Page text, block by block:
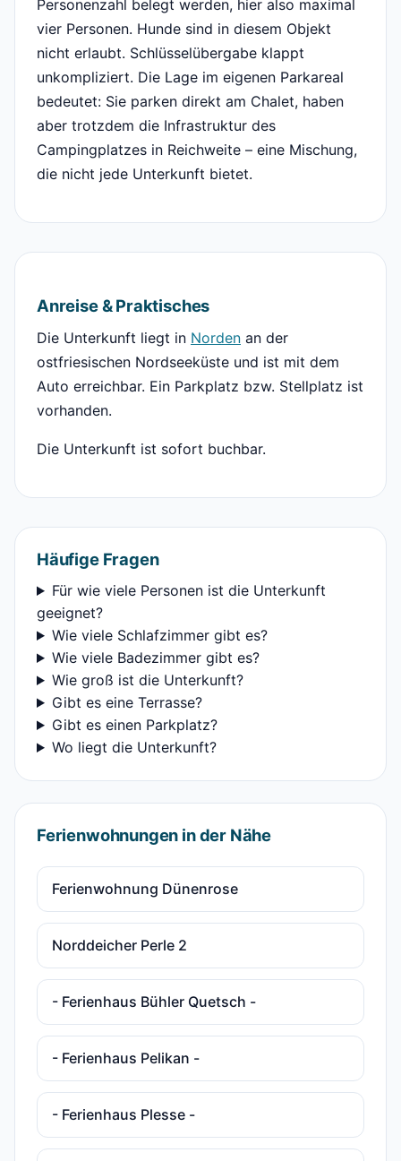
Personenzahl belegt werden, hier also maximal
vier Personen. Hunde sind in diesem Objekt
nicht erlaubt. Schlüsselübergabe klappt
unkompliziert. Die Lage im eigenen Parkareal
bedeutet: Sie parken direkt am Chalet, haben
aber trotzdem die Infrastruktur des
Campingplatzes in Reichweite – eine Mischung,
die nicht jede Unterkunft bietet.
Anreise & Praktisches
Die Unterkunft liegt in Norden an der
ostfriesischen Nordseeküste und ist mit dem
Auto erreichbar. Ein Parkplatz bzw. Stellplatz ist
vorhanden.
Die Unterkunft ist sofort buchbar.
Häufige Fragen
Für wie viele Personen ist die Unterkunft
geeignet?
Wie viele Schlafzimmer gibt es?
Wie viele Badezimmer gibt es?
Wie groß ist die Unterkunft?
Gibt es eine Terrasse?
Gibt es einen Parkplatz?
Wo liegt die Unterkunft?
Ferienwohnungen in der Nähe
Ferienwohnung Dünenrose
Norddeicher Perle 2
- Ferienhaus Bühler Quetsch -
- Ferienhaus Pelikan -
- Ferienhaus Plesse -